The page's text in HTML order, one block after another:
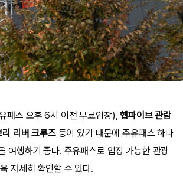
패스 오후 6시 이전 무료입장), 햅파이브 관람
리버 크루즈등이 있기 때문에 주유패스 하나
여행하기 좋다. 주유패스로 입장 가능한 관광
자세히 확인할 수 있다.